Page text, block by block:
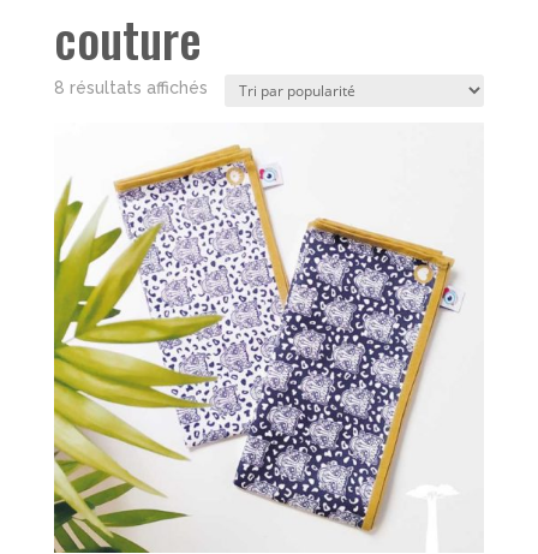
couture
8 résultats affichésTrié